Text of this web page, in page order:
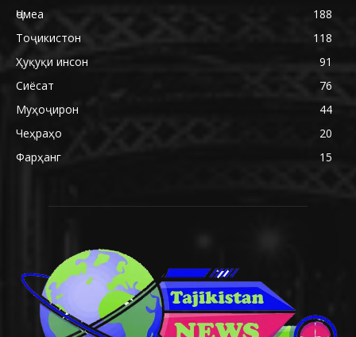
Ҷомеа
188
Тоҷикистон
118
Ҳуқуқи инсон
91
Сиёсат
76
Муҳоҷирон
44
Чеҳраҳо
20
Фарҳанг
15